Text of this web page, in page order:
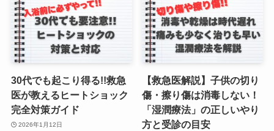
30代でも起こり得る!!救急
医が教えるヒートショック
完全対策ガイド
2026年1月12日
【救急医解説】子供の切り
傷・擦り傷は消毒しない！
「湿潤療法」の正しいやり
方と受診の目安